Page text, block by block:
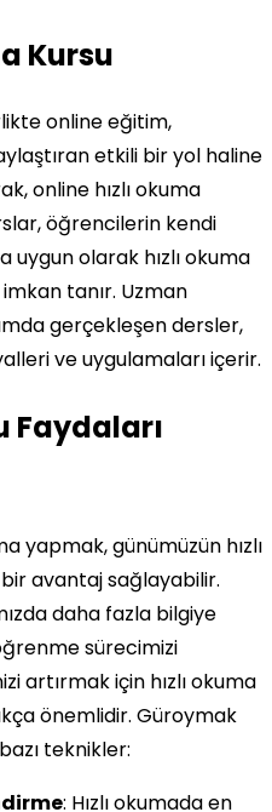
Kursu
online eğitim,
etkili bir yol haline
online hızlı okuma
öğrencilerin kendi
uygun olarak hızlı okuma
tanır. Uzman
gerçekleşen dersler,
ve uygulamaları içerir.
Faydaları
yapmak, günümüzün hızlı
avantaj sağlayabilir.
daha fazla bilgiye
sürecimizi
artırmak için hızlı okuma
önemlidir. Güroymak
teknikler:
: Hızlı okumada en